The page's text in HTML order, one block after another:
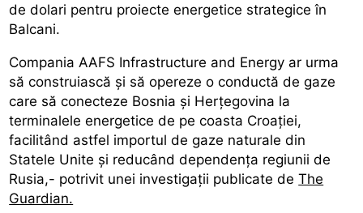
de dolari pentru proiecte energetice strategice în
Balcani.
Compania AAFS Infrastructure and Energy ar urma
să construiască și să opereze o conductă de gaze
care să conecteze Bosnia și Herțegovina la
terminalele energetice de pe coasta Croației,
facilitând astfel importul de gaze naturale din
Statele Unite și reducând dependența regiunii de
Rusia,- potrivit unei investigații publicate deThe
Guardian.